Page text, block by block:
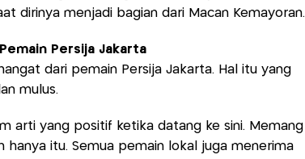
dirinya menjadi bagian dari Macan Kemayoran.
Persija Jakarta
dari pemain Persija Jakarta. Hal itu yang
mulus.
arti yang positif ketika datang ke sini. Memang
hanya itu. Semua pemain lokal juga menerima